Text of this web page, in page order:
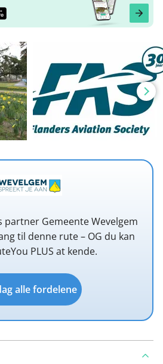
partner Gemeente Wevelgem
til denne rute – OG du kan
PLUS at kende.
alle fordelene